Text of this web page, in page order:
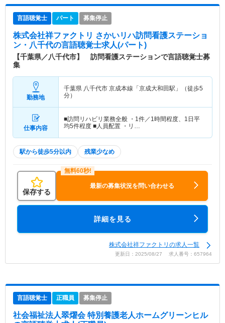
言語聴覚士 パート 募集停止
株式会社祥ファクトリ さかいリハ訪問看護ステーショ
ン・八千代の言語聴覚士求人(パート)
【千葉県／八千代市】 訪問看護ステーションで言語聴覚士募
集
勤務地
千葉県 八千代市 京成本線「京成大和田駅」（徒歩5
分）
仕事内容
■訪問リハビリ業務全般 ・1件／1時間程度、1日平
均5件程度 ■人員配置 ・リ…
駅から徒歩5分以内 残業少なめ
保存する
最新の募集状況を問い合わせる
詳細を見る
株式会社祥ファクトリの求人一覧
更新日：2025/08/27 求人番号：657964
言語聴覚士 正職員 募集停止
社会福祉法人翠燿会 特別養護老人ホームグリーンヒル